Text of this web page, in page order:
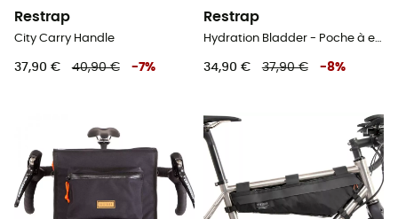
Restrap
City Carry Handle
37,90 € 40,90 € -7%
Restrap
Hydration Bladder - Poche à eau
34,90 € 37,90 € -8%